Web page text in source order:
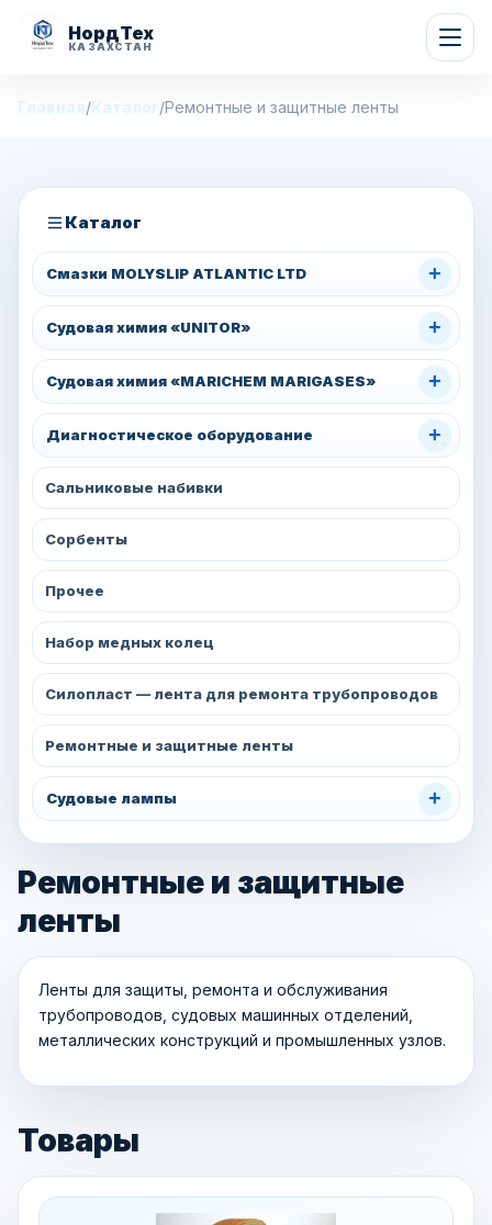
НордТех
КАЗАХСТАН
Главная/Каталог/Ремонтные и защитные ленты
Каталог
Смазки MOLYSLIP ATLANTIC LTD +
Судовая химия «UNITOR» +
Судовая химия «MARICHEM MARIGASES» +
Диагностическое оборудование +
Сальниковые набивки
Сорбенты
Прочее
Набор медных колец
Силопласт — лента для ремонта трубопроводов
Ремонтные и защитные ленты
Судовые лампы +
Ремонтные и защитные
ленты
Ленты для защиты, ремонта и обслуживания
трубопроводов, судовых машинных отделений,
металлических конструкций и промышленных узлов.
Товары